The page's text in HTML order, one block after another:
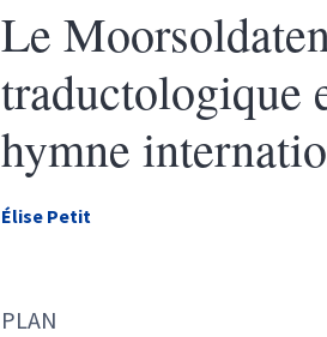
Le
traductologique
hymne
Élise Petit
Texte
PLAN